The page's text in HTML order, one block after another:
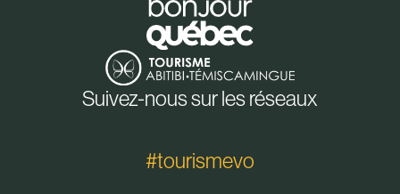
Suivez-nous sur les réseaux
#tourismevo